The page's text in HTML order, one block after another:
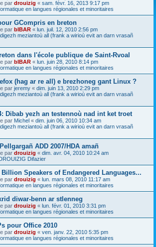
par drouizig « sam. févr. 16, 2013 9:17 pm
en langues régionales et minoritaires
GCompris en breton
par bIBAR « lun. juil. 12, 2010 2:56 pm
meziantoù all (frank a wirioù evit an darn vrasañ
dans l'école publique de Saint-Rvoal
par bIBAR « lun. juin 28, 2010 8:14 pm
en langues régionales et minoritaires
(hag ar re all) e brezhoneg gant Linux ?
par jeremy « dim. juin 13, 2010 2:29 pm
meziantoù all (frank a wirioù evit an darn vrasañ
Dibab yezh an testennoù nad int ket troet
par Michel « dim. juin 06, 2010 10:34 am
meziantoù all (frank a wirioù evit an darn vrasañ
ADD 2007/HDA amañ
par drouizig « dim. avr. 04, 2010 10:24 am
Difazier
Billion Speakers of Endangered Languages...
par drouizig « lun. mars 08, 2010 11:17 am
en langues régionales et minoritaires
diwar-benn ar stlenneg
par drouizig « lun. févr. 01, 2010 3:31 pm
en langues régionales et minoritaires
pour Office 2010
par drouizig « ven. janv. 22, 2010 5:35 pm
en langues régionales et minoritaires